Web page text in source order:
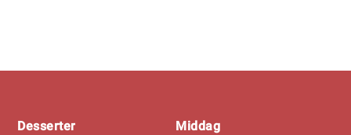
Footer
Desserter
Middag